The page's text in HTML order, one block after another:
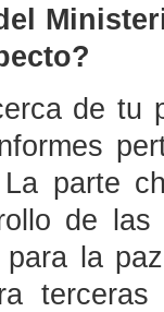
de tu
parte
de las
para la